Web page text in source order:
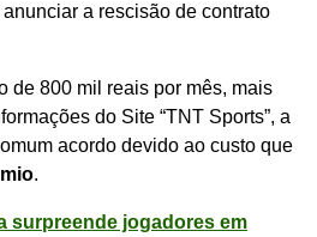
a rescisão de contrato
de 800 mil reais por mês, mais
do Site “TNT Sports”, a
acordo devido ao custo que
.
surpreende jogadores em